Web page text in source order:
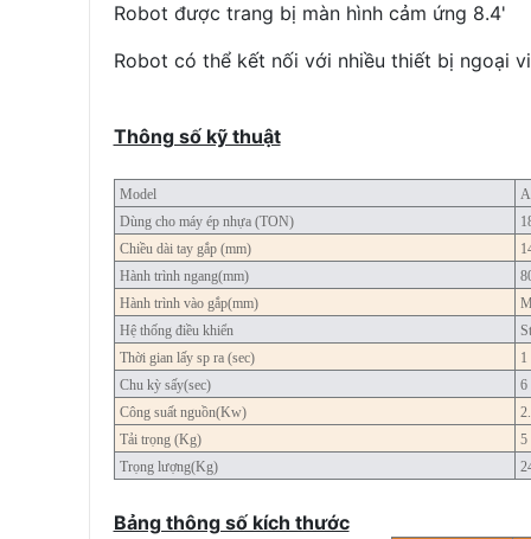
Robot được trang bị màn hình cảm ứng 8.4'
Robot có thể kết nối với nhiều thiết bị ngoại
Thông số kỹ thuật
Model
Dùng cho máy ép nhựa (TON)
Chiều dài tay gắp (mm)
Hành trình ngang(mm)
Hành trình vào gắp(mm)
Hệ thống điều khiển
Thời gian lấy sp ra (sec)
1
Chu kỳ sấy(sec)
6
Công suất nguồn(Kw)
Tải trọng (Kg)
5
Trọng lượng(Kg)
Bảng thông số kích thước